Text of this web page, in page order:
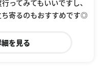
ってみてもいいですし、
寄るのもおすすめです◎
を見る